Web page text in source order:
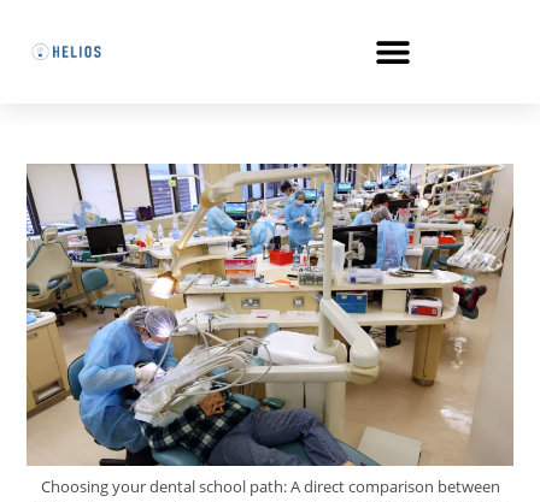
Choosing your dental school path: A direct comparison between